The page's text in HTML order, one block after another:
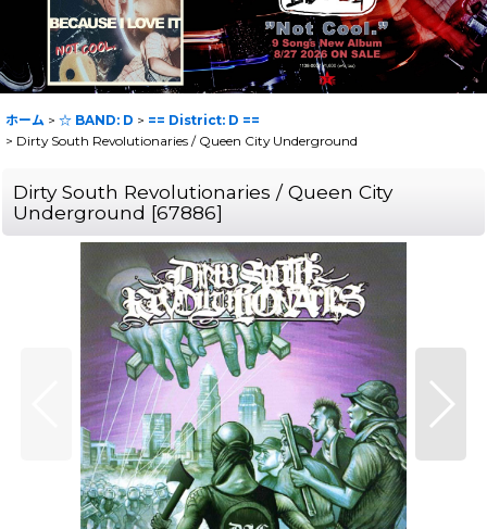
ホーム > ☆ BAND: D > == District: D ==
> Dirty South Revolutionaries / Queen City Underground
Dirty South Revolutionaries / Queen City
Underground [67886]